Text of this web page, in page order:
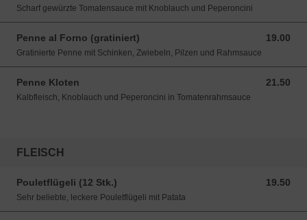
Scharf gewürzte Tomatensauce mit Knoblauch und Peperoncini
Penne al Forno (gratiniert) 19.00
19.00 CHF
Gratinierte Penne mit Schinken, Zwiebeln, Pilzen und Rahmsauce
Penne Kloten 21.50
21.50 CHF
Kalbfleisch, Knoblauch und Peperoncini in Tomatenrahmsauce
FLEISCH
Pouletflügeli (12 Stk.) 19.50
19.50 CHF
Sehr beliebte, leckere Pouletflügeli mit Patata